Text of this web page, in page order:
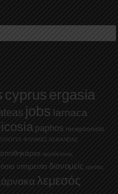
cyprus ergasia
jobs larnaca
paphos receptionists
ΦΥΛΑΚΕΣ ΑΣΦΑΛΕΙΑΣ
αποθηκάριοι αρχιτέκτονας
υπηρεσία διανομείς εργάτες
λεμεσός